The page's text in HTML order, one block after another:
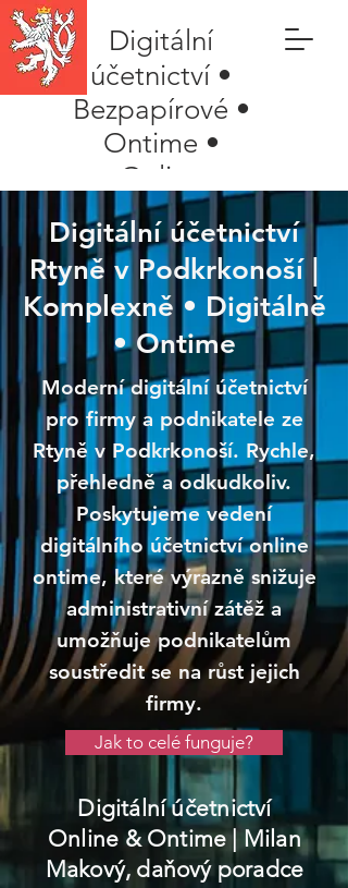
Digitální
účetnictví •
Bezpapírové •
Ontime •
Online
Digitální účetnictví
Rtyně v Podkrkonoší |
Komplexně • Digitálně
• Ontime
Moderní digitální účetnictví
pro firmy a podnikatele ze
Rtyně v Podkrkonoší. Rychle,
přehledně a odkudkoliv.
Poskytujeme vedení
digitálního účetnictví online
ontime, které výrazně snižuje
administrativní zátěž a
umožňuje podnikatelům
soustředit se na růst jejich
firmy.
Jak to celé funguje?
Digitální účetnictví
Online & Ontime| Milan
Makový, daňový poradce